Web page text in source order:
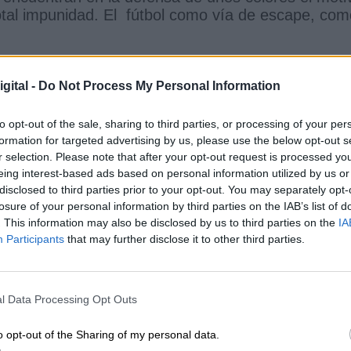
- Do Not Process My Personal Information
opt-out of the sale, sharing to third parties, or processing of your
for targeted advertising by us, please use the below opt-out
selection. Please note that after your opt-out request is processed
interest-based ads based on personal information utilized by us
to third parties prior to your opt-out. You may separately
of your personal information by third parties on the IAB’s list of
This information may also be disclosed by us to third parties on the
Participants that may further disclose it to other third parties.
Data Processing Opt Outs
opt-out of the Sharing of my personal data.
impunidad. El fútbol como vía de escape,
tiene justificación y menos en el mundo del
a ir mejorando, pero lamentablemente, solo
que peina canas, puede decir quenunca ha
de la comunicación, con televisiones de
no son de su agrado, a los jugadores
en chiringuitos que son una banda
de los fallos de chavales de 16 y 17 años.
los mayores hooligans?, por algunos sitios
desmadra es en las redes sociales, aquí la
las mayores burradas que uno puede